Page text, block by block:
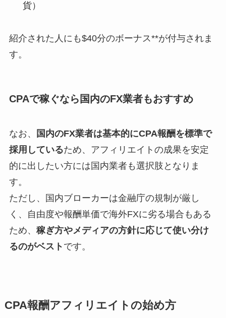
貨）
紹介された人にも$40分のボーナス**が付与されま
す。
CPAで稼ぐなら国内のFX業者もおすすめ
なお、
国内のFX業者は基本的にCPA報酬を標準で
採用しているため、アフィリエイトの成果を安定
的に出したい方には国内業者も選択肢となりま
す。
ただし、国内ブローカーは金融庁の規制が厳し
く、自由度や報酬単価で海外FXに劣る場合もある
ため、 稼ぎ方やメディアの方針に応じて使い分け
るのがベスト です。
CPA報酬アフィリエイトの始め方